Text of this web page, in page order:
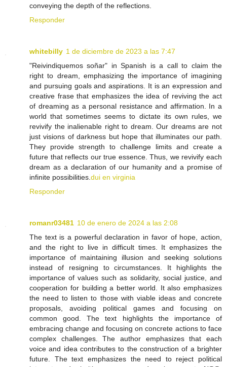
conveying the depth of the reflections.
Responder
whitebilly 1 de diciembre de 2023 a las 7:47
"Reivindiquemos soñar" in Spanish is a call to claim the
right to dream, emphasizing the importance of imagining
and pursuing goals and aspirations. It is an expression and
creative frase that emphasizes the idea of reviving the act
of dreaming as a personal resistance and affirmation. In a
world that sometimes seems to dictate its own rules, we
revivify the inalienable right to dream. Our dreams are not
just visions of darkness but hope that illuminates our path.
They provide strength to challenge limits and create a
future that reflects our true essence. Thus, we revivify each
dream as a declaration of our humanity and a promise of
infinite possibilities. dui en virginia
Responder
romanr03481 10 de enero de 2024 a las 2:08
The text is a powerful declaration in favor of hope, action,
and the right to live in difficult times. It emphasizes the
importance of maintaining illusion and seeking solutions
instead of resigning to circumstances. It highlights the
importance of values such as solidarity, social justice, and
cooperation for building a better world. It also emphasizes
the need to listen to those with viable ideas and concrete
proposals, avoiding political games and focusing on
common good. The text highlights the importance of
embracing change and focusing on concrete actions to face
complex challenges. The author emphasizes that each
voice and idea contributes to the construction of a brighter
future. The text emphasizes the need to reject political